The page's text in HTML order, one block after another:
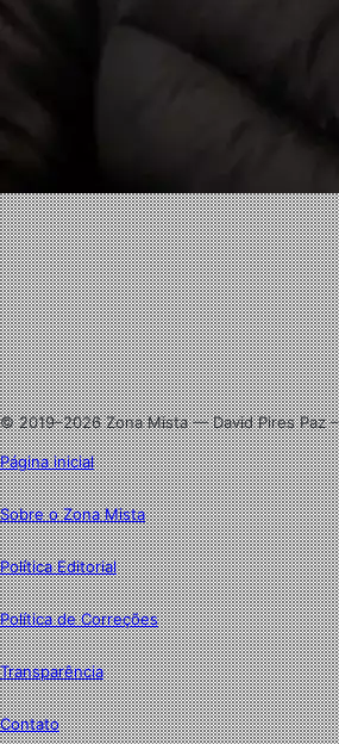
Facebook
X
Linkedin
Instagram
© 2019–2026 Zona Mista — David Pires Paz
Página inicial
Sobre o Zona Mista
Política Editorial
Política de Correções
Transparência
Contato